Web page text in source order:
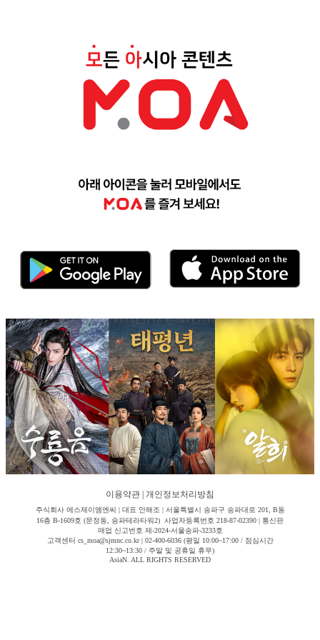
이용약관 개인정보처리방침
주식회사 에스제이엠엔씨 | 대표 안해조 | 서울특별시 송파구 송파대로 201, B동
16층 B-1609호 (문정동, 송파테라타워2) 사업자등록번호 218-87-02390 | 통신판
매업 신고번호 제-2024-서울송파-3233호
고객센터 cs_moa@sjmnc.co.kr | 02-400-6036 (평일 10:00~17:00 / 점심시간
12:30~13:30 / 주말 및 공휴일 휴무)
AsiaN. ALL RIGHTS RESERVED